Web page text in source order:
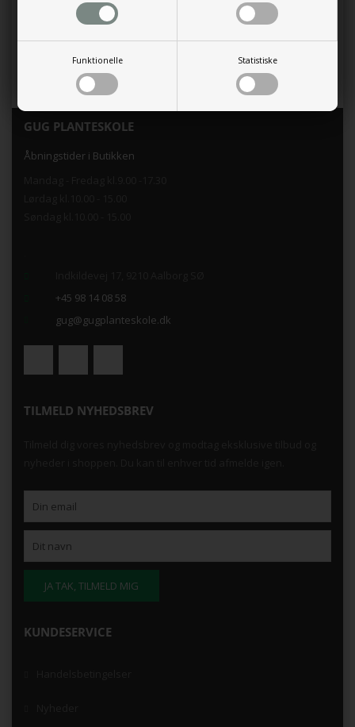
Funktionelle Statistiske
Den meget omtalte laksefarvet Lupin Salmon Star er med sine
varieret blomster utrolig smuk.
blomster i maj til juni og bliver op til 80 cm
GUG PLANTESKOLE
Åbningstider i Butikken
+45 98 14 08 58
gug@gugplanteskole.dk
TILMELD NYHEDSBREV
KUNDESERVICE